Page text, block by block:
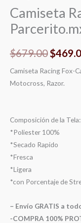
Camiseta
$679.00
era:
$
Camiseta Racing Fox-
Motocross, Razor.
Composición de la Tela:
*Poliester 100%
*Secado Rapido
*Fresca
*Ligera
*con Porcentaje de
– Envío GRATIS a
-COMPRA 100%
Parcerito.mx
cantidad